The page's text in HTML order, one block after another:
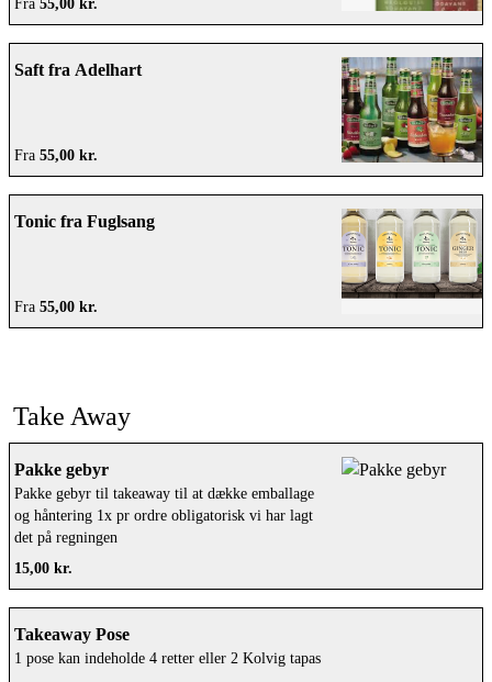
Fra 55,00 kr.
Saft fra Adelhart
Fra 55,00 kr.
Tonic fra Fuglsang
Fra 55,00 kr.
Take Away
Pakke gebyr
Pakke gebyr til takeaway til at dække emballage
og håntering 1x pr ordre obligatorisk vi har lagt
det på regningen
15,00 kr.
Takeaway Pose
1 pose kan indeholde 4 retter eller 2 Kolvig tapas